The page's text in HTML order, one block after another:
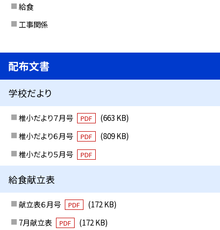
給食
工事関係
配布文書
学校だより
椎小だより７月号 PDF
(663 KB)
椎小だより６月号
PDF
(809 KB)
椎小だより５月号
PDF
給食献立表
献立表６月号 PDF
(172 KB)
7月献立表
PDF
(172 KB)